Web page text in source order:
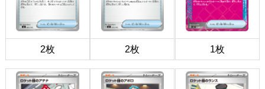
2枚 2枚 1枚